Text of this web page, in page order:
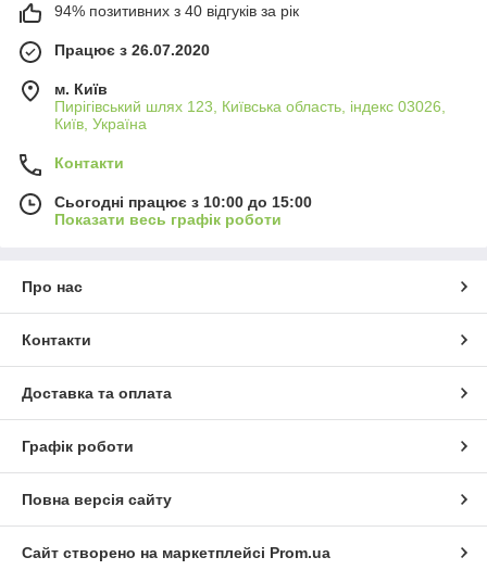
94% позитивних з 40 відгуків за рік
Працює з 26.07.2020
м. Київ
Пирігівський шлях 123, Київська область, індекс 03026,
Київ, Україна
Контакти
Сьогодні працює з 10:00 до 15:00
Показати весь графік роботи
Про нас
Контакти
Доставка та оплата
Графік роботи
Повна версія сайту
Сайт створено на маркетплейсі Prom.ua